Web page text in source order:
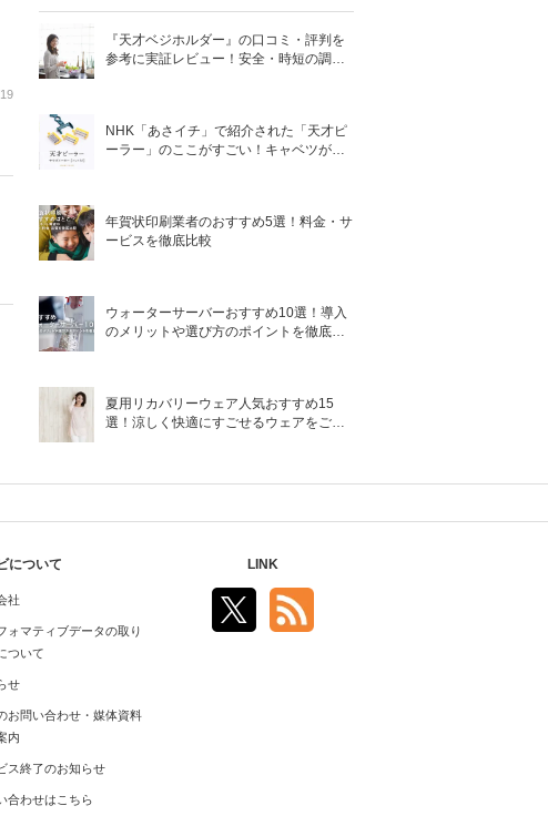
『天才ベジホルダー』の口コミ・評判を
参考に実証レビュー！安全・時短の調理
NHK「あさイチ」で紹介された「天才ピ
ーラー」のここがすごい！キャベツがほ
年賀状印刷業者のおすすめ5選！料金・サ
ービスを徹底比較
ウォーターサーバーおすすめ10選！導入
のメリットや選び方のポイントを徹底解
夏用リカバリーウェア人気おすすめ15
選！涼しく快適にすごせるウェアをご紹
について
社
ォマティブデータの取り
ついて
せ
お問い合わせ・媒体資料
内
ス終了のお知らせ
合わせはこちら
LINK